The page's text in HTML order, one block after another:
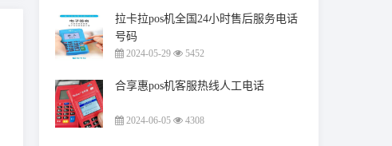
拉卡拉pos机全国24小时售后服务电话
号码
2024-05-29 5452
合享惠pos机客服热线人工电话
2024-06-05 4308